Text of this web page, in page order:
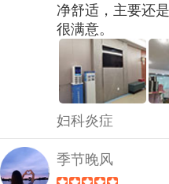
净舒适，主要还
很满意。
妇科炎症
季节晚风